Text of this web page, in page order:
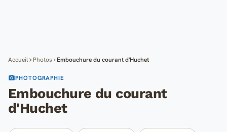
Accueil Photos Embouchure du courant d'Huchet
PHOTOGRAPHIE
Embouchure du courant
d'Huchet